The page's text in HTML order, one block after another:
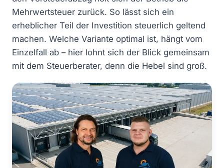
Mehrwertsteuer zurück. So lässt sich ein
erheblicher Teil der Investition steuerlich geltend
machen. Welche Variante optimal ist, hängt vom
Einzelfall ab – hier lohnt sich der Blick gemeinsam
mit dem Steuerberater, denn die Hebel sind groß.